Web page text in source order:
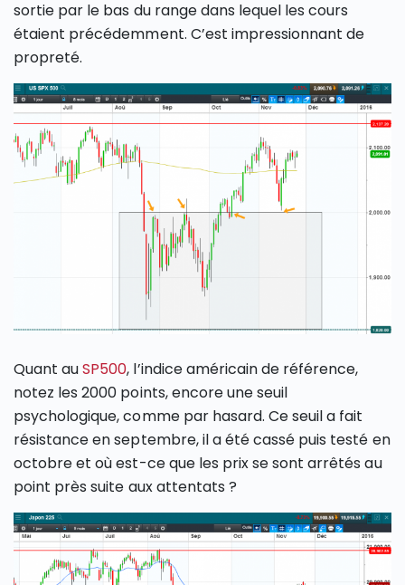
sortie par le bas du range dans lequel les cours
étaient précédemment. C’est impressionnant de
propreté.
Quant auSP500, l’indice américain de référence,
notez les 2000 points, encore une seuil
psychologique, comme par hasard. Ce seuil a fait
résistance en septembre, il a été cassé puis testé en
octobre et où est-ce que les prix se sont arrêtés au
point près suite aux attentats ?